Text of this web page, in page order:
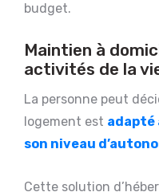
budget.
Maintien à
activités de la
La personne peut
logement est adapté
son niveau
Cette solution